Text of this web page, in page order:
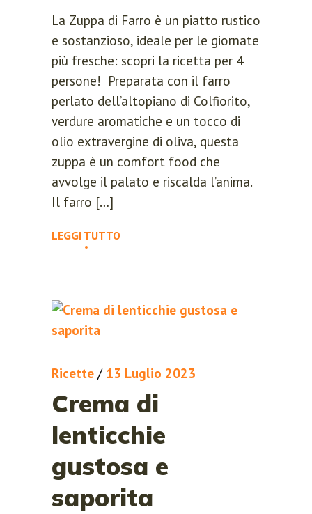
La Zuppa di Farro è un piatto rustico
e sostanzioso, ideale per le giornate
più fresche: scopri la ricetta per 4
persone! Preparata con il farro
perlato dell’altopiano di Colfiorito,
verdure aromatiche e un tocco di
olio extravergine di oliva, questa
zuppa è un comfort food che
avvolge il palato e riscalda l’anima.
Il farro […]
LEGGI TUTTO
Ricette / 13 Luglio 2023
Crema di
lenticchie
gustosa e
saporita